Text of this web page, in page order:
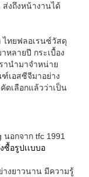
งถึงหน้างานได้
ทยฟลอเรนซ์วัสดุ
หลายปี กระเบื้อง
านำมาจำหน่าย
เอสซีจีมาอย่าง
ดเลือกแล้วว่าเป็น
นอกจาก tfc 1991
ซื้อรูปเเบบอ
งยาวนาน มีความรู้